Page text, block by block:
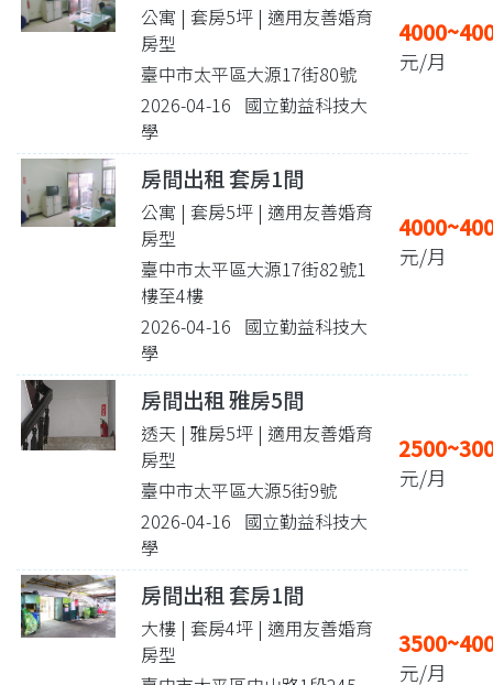
公寓 | 套房5坪 | 適用友善婚育
房型
臺中市太平區大源17街80號
2026-04-16 國立勤益科技大
學
元/月
房間出租 套房1間
公寓 | 套房5坪 | 適用友善婚育
房型
臺中市太平區大源17街82號1
樓至4樓
2026-04-16 國立勤益科技大
學
元/月
房間出租 雅房5間
透天 | 雅房5坪 | 適用友善婚育
房型
臺中市太平區大源5街9號
2026-04-16 國立勤益科技大
學
元/月
房間出租 套房1間
大樓 | 套房4坪 | 適用友善婚育
房型
元/月